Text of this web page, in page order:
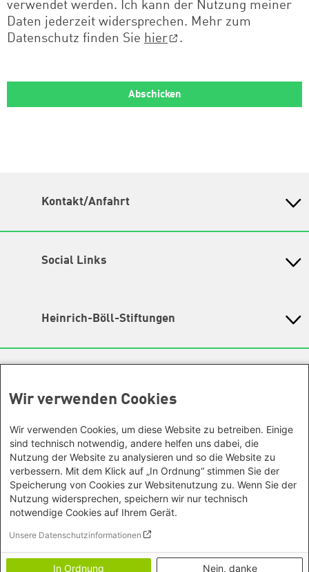
verwendet werden. Ich kann der Nutzung meiner
Daten jederzeit widersprechen. Mehr zum
Datenschutz finden Sie hier .
Kontakt/Anfahrt
80331 München
Sie wollen mehr über unsere Arbeit wissen? Sie haben
haben eine interessante Anregung? Das
Team unserer Geschäftsstellegibt Ihnen gerne Auskunft.
Ansonsten kontaktieren Sie uns gerne auch über unsere
Social Media Kanäle!
Unsere Räumlichkeiten sind leider nicht barrierefrei, wir
bemühen uns aber barrierefreie Veranstaltungsorte
auszuwählen. Nähere Informationen finden Sie in der
Social Links
TikTok
YouTube
Threads
Mastodon
Heinrich-Böll-Stiftungen
Bundesstiftung
Bundesländern
Bayern
Berlin
Brandenburg
Bremen
Hamburg
Hessen
Mecklenburg-Vorpommern
Nordrhein-Westfalen
Asien
Büro Neu-Delhi - Indien
Büro Phnom Penh - Kambodscha
Büro Südostasien
Büro Seoul - Ostasien | Globaler
Dialog
Büro Horn von Afrika -
Somalia/Somaliland, Sudan,
Erklärung zur Barrierefreiheit
Wir verwenden Cookies
Wir verwenden Cookies, um diese Website zu betreiben. Einige
sind technisch notwendig, andere helfen uns dabei, die
Nutzung der Website zu analysieren und so die Website zu
verbessern. Mit dem Klick auf „In Ordnung“ stimmen Sie der
Speicherung von Cookies zur Websitenutzung zu. Wenn Sie der
Nutzung widersprechen, speichern wir nur technisch
notwendige Cookies auf Ihrem Gerät.
Unsere Datenschutzinformationen
In Ordnung Nein, danke